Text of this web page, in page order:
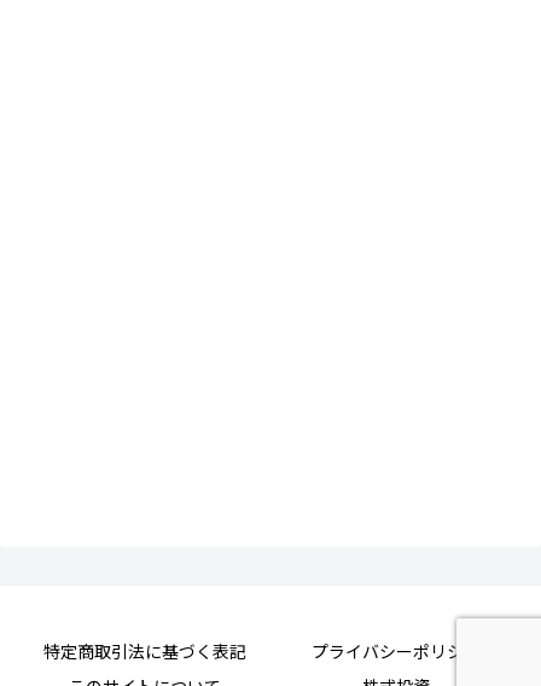
特定商取引法に基づく表記
プライバシーポリシー